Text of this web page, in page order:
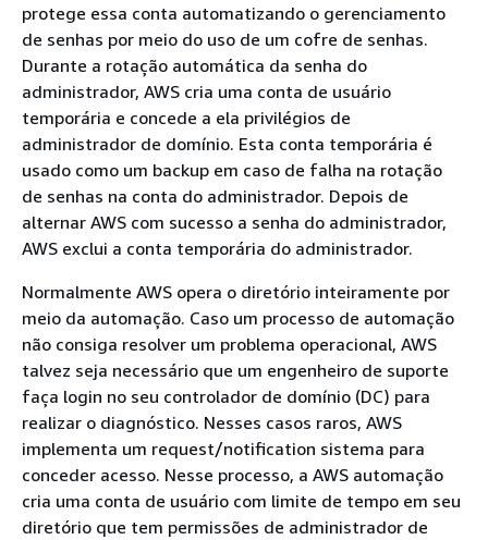
protege essa conta automatizando o gerenciamento
de senhas por meio do uso de um cofre de senhas.
Durante a rotação automática da senha do
administrador, AWS cria uma conta de usuário
temporária e concede a ela privilégios de
administrador de domínio. Esta conta temporária é
usado como um backup em caso de falha na rotação
de senhas na conta do administrador. Depois de
alternar AWS com sucesso a senha do administrador,
AWS exclui a conta temporária do administrador.
Normalmente AWS opera o diretório inteiramente por
meio da automação. Caso um processo de automação
não consiga resolver um problema operacional, AWS
talvez seja necessário que um engenheiro de suporte
faça login no seu controlador de domínio (DC) para
realizar o diagnóstico. Nesses casos raros, AWS
implementa um request/notification sistema para
conceder acesso. Nesse processo, a AWS automação
cria uma conta de usuário com limite de tempo em seu
diretório que tem permissões de administrador de